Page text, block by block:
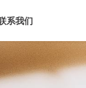
系我们